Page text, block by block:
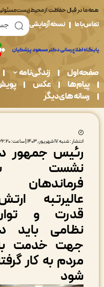
قبال حفاظت از محیط زیست مسئولیم
نسخه آزمایشی
زندگی نامه اخبار
ها
عکس پویش ها
های دیگر
: شنبه ۱۷ شهریور, ۱۴۰۳ | ساعت: ۲۲:۲۰
جمهور در
با
ارتش:
و توان
باید در
خدمت به
به کار گرفته